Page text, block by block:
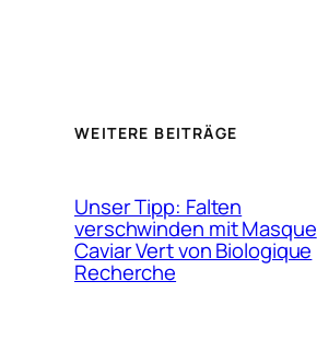
WEITERE BEITRÄGE
Unser Tipp: Falten
verschwinden mit Masque
Caviar Vert von Biologique
Recherche